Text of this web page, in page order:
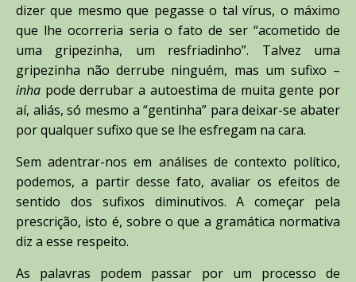
dizer que mesmo que pegasse o tal vírus, o máximo
que lhe ocorreria seria o fato de ser “acometido de
uma gripezinha, um resfriadinho”. Talvez uma
gripezinha não derrube ninguém, mas um sufixo –
inha pode derrubar a autoestima de muita gente por
aí, aliás, só mesmo a “gentinha” para deixar-se abater
por qualquer sufixo que se lhe esfregam na cara.
Sem adentrar-nos em análises de contexto político,
podemos, a partir desse fato, avaliar os efeitos de
sentido dos sufixos diminutivos. A começar pela
prescrição, isto é, sobre o que a gramática normativa
diz a esse respeito.
As palavras podem passar por um processo de